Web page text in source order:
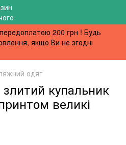
200 грн ! Будь
якщо Ви не згодні
одяг
купальник
великі